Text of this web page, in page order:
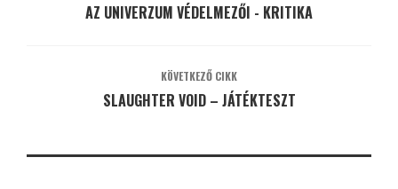
AZ UNIVERZUM VÉDELMEZŐI - KRITIKA
KÖVETKEZŐ CIKK
SLAUGHTER VOID – JÁTÉKTESZT